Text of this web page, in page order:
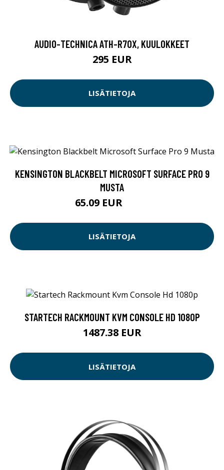
AUDIO-TECHNICA ATH-R70X, KUULOKKEET
295 EUR
LISÄTIETOJA
KENSINGTON BLACKBELT MICROSOFT SURFACE PRO 9
MUSTA
65.09 EUR
LISÄTIETOJA
STARTECH RACKMOUNT KVM CONSOLE HD 1080P
1487.38 EUR
LISÄTIETOJA